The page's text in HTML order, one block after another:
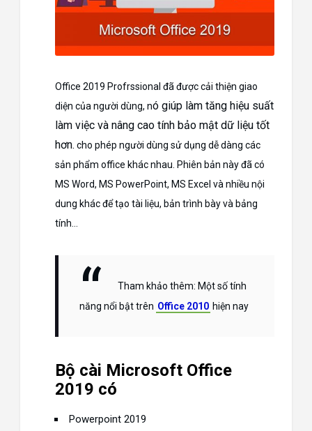
Office 2019 Profrssional đã được cải thiện giao
diện của người dùng, nó giúp làm tăng hiệu suất
làm việc và nâng cao tính bảo mật dữ liệu tốt
hơn. cho phép người dùng sử dụng dễ dàng các
sản phẩm office khác nhau. Phiên bản này đã có
MS Word, MS PowerPoint, MS Excel và nhiều nội
dung khác để tạo tài liệu, bản trình bày và bảng
tính…
Tham khảo thêm: Một số tính
năng nổi bật trên Office 2010 hiện nay
Bộ cài Microsoft Office
2019 có
Powerpoint 2019